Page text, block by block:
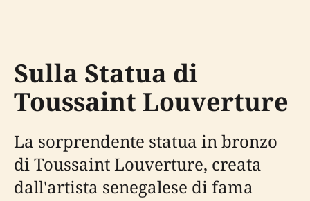
Sulla Statua di
Toussaint Louverture
La sorprendente statua in bronzo
di Toussaint Louverture, creata
dall'artista senegalese di fama